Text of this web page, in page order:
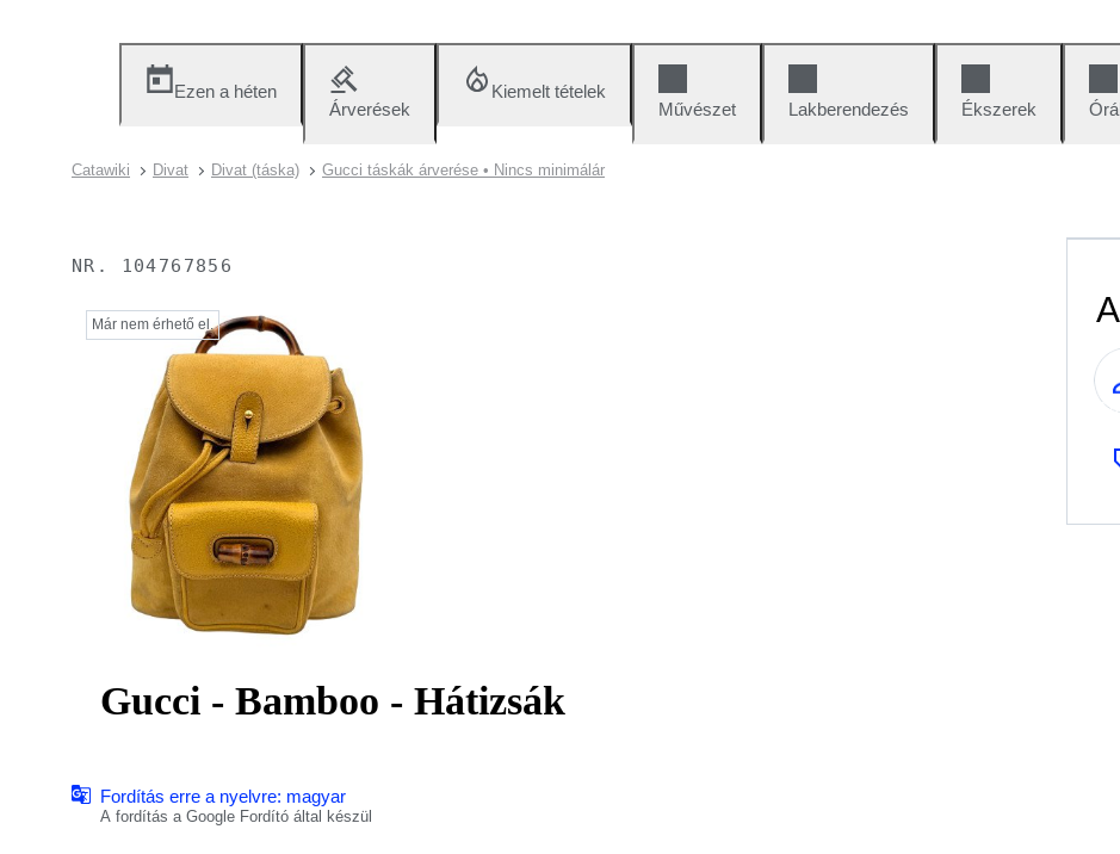
Ezen a héten
Árverések
Kiemelt tételek
Művészet
Lakberendezés Ékszerek
Catawiki Divat Divat (táska) Gucci táskák árverése • Nincs minimálár
NR. 104767856
Már nem érhető el.
Gucci - Bamboo - Hátizsák
Fordítás erre a nyelvre: magyar
A fordítás a Google Fordító által készül